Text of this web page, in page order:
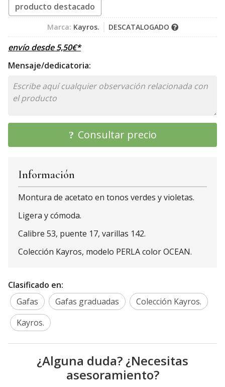
producto destacado
Marca: Kayros. DESCATALOGADO
envío desde5,50€*
Mensaje/dedicatoria:
Consultar precio
Información
Montura de acetato en tonos verdes y violetas.
Ligera y cómoda.
Calibre 53, puente 17, varillas 142.
Colección Kayros, modelo PERLA color OCEAN.
Clasificado en:
Gafas
Gafas graduadas
Colección Kayros.
Kayros.
¿Alguna duda? ¿Necesitas
asesoramiento?